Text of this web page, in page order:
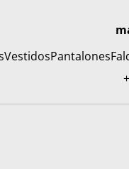
VestidosPantalones